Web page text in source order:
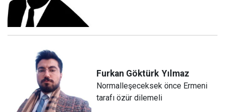
Furkan Göktürk Yılmaz
Normalleşeceksek önce Ermeni
tarafı özür dilemeli